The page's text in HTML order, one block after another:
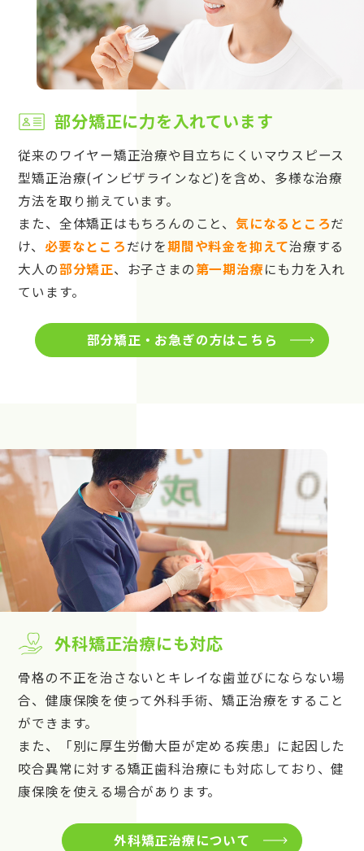
部分矯正に力を入れています
従来のワイヤー矯正治療や目立ちにくいマウスピース
型矯正治療(インビザラインなど)を含め、多様な治療
方法を取り揃えています。
また、全体矯正はもちろんのこと、 気になるところだ
け、 必要なところだけを期間や料金を抑えて治療する
大人の部分矯正、お子さまの第一期治療にも力を入れ
ています。
部分矯正・お急ぎの方はこちら
外科矯正治療にも対応
骨格の不正を治さないとキレイな歯並びにならない場
合、健康保険を使って外科手術、矯正治療をすること
ができます。
また、「別に厚生労働大臣が定める疾患」に起因した
咬合異常に対する矯正歯科治療にも対応しており、健
康保険を使える場合があります。
外科矯正治療について